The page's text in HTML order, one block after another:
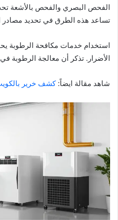
الفحص البصري والفحص بالأشعة
تساعد هذه الطرق في تحديد مصادر
استخدام خدمات مكافحة الرطوبة
الأضرار. تذكر أن معالجة الرطوبة
شاهد مقالة ايضاً:كشف خرير